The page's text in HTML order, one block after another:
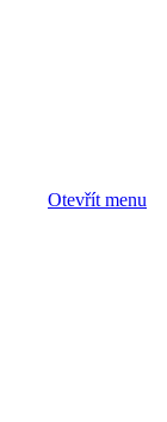
Otevřít menu